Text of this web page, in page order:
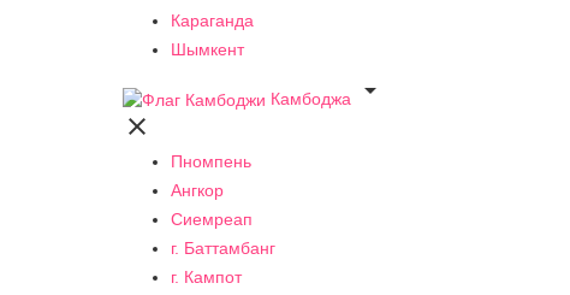
Караганда
Шымкент
Камбоджа


Пномпень
Ангкор
Сиемреап
г. Баттамбанг
г. Кампот